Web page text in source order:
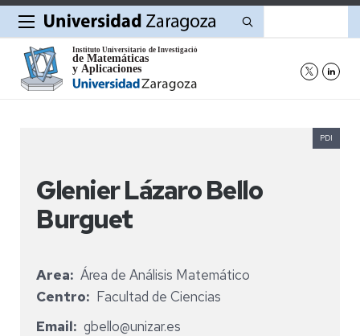
Glenier Lázaro Bello
Burguet
PDI
Area
Área de Análisis Matemático
Centro
Facultad de Ciencias
Email
gbello@unizar.es